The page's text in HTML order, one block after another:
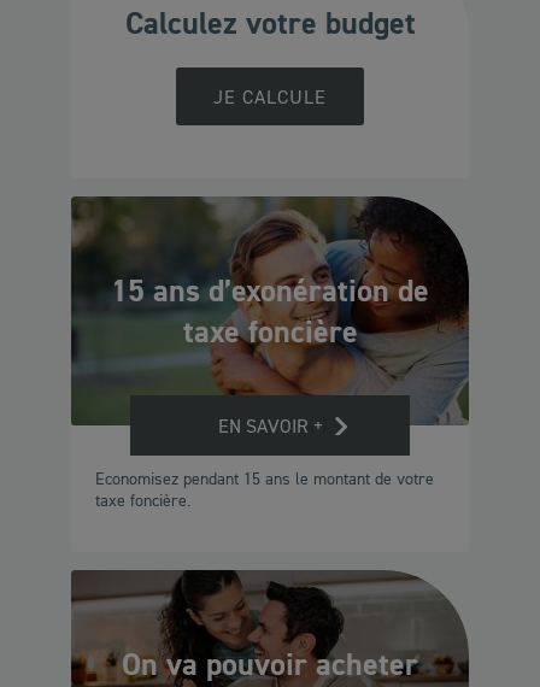
Calculez votre budget
JE CALCULE
15 ans d’exonération de
taxe foncière
EN SAVOIR +
Economisez pendant 15 ans le montant de votre
taxe foncière.
On va pouvoir acheter